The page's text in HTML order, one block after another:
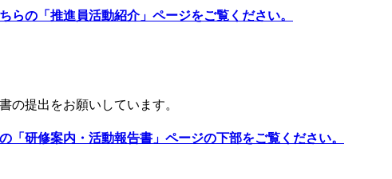
らの「推進員活動紹介」ページをご覧ください。
の提出をお願いしています。
「研修案内・活動報告書」ページの下部をご覧ください。